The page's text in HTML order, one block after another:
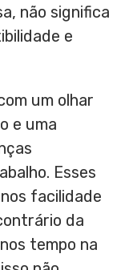
não significa
e
um olhar
e uma
Esses
facilidade
da
tempo na